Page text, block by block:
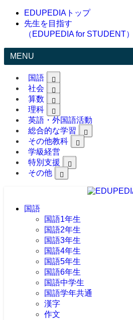
EDUPEDIAトップ
先生を目指す
（EDUPEDIA for STUDENT）
MENU
国語
社会
算数
理科
英語・外国語活動
総合的な学習
その他教科
学級経営
特別支援
その他
国語
国語1年生
国語2年生
国語3年生
国語4年生
国語5年生
国語6年生
国語中学生
国語学年共通
漢字
作文